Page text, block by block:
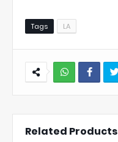
Tags LA
Related Products